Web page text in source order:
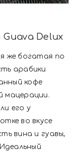
Delux
же богатая по
арабики
кофе
мацерации.
его у
во вкусе
вина и гуавы,